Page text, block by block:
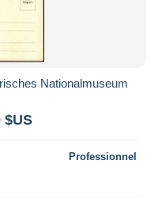
Nationalmuseum
$US
Professionnel